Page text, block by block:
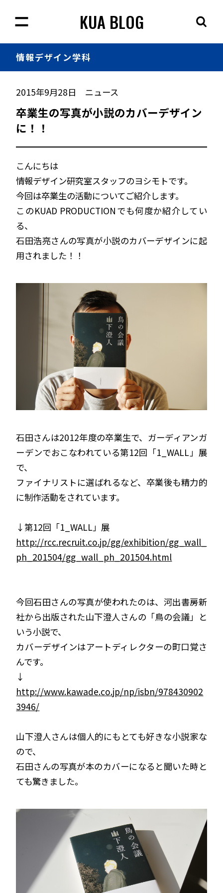
KUA BLOG
情報デザイン学科
2015年9月28日 ニュース
卒業生の写真が小説のカバーデザイン
に！！
こんにちは
情報デザイン研究室スタッフのヨシモトです。
今回は卒業生の活動についてご紹介します。
このKUAD PRODUCTIONでも何度か紹介してい
る、
石田浩亮さんの写真が小説のカバーデザインに起
用されました！！
石田さんは2012年度の卒業生で、ガーディアンガ
ーデンでおこなわれている第12回「1_WALL」展
で、
ファイナリストに選ばれるなど、卒業後も精力的
に制作活動をされています。
↓第12回「1_WALL」展
http://rcc.recruit.co.jp/gg/exhibition/gg_wall_
ph_201504/gg_wall_ph_201504.html
今回石田さんの写真が使われたのは、河出書房新
社から出版された山下澄人さんの「鳥の会議」と
いう小説で、
カバーデザインはアートディレクターの町口覚さ
んです。
↓
http://www.kawade.co.jp/np/isbn/978430902
3946/
山下澄人さんは個人的にもとても好きな小説家な
ので、
石田さんの写真が本のカバーになると聞いた時と
ても驚きました。